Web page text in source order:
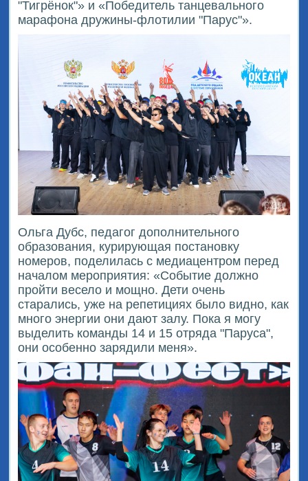
"Тигрёнок"» и «Победитель танцевального
марафона дружины-флотилии "Парус"».
Ольга Дубс, педагог дополнительного
образования, курирующая постановку
номеров, поделилась с медиацентром перед
началом мероприятия: «Событие должно
пройти весело и мощно. Дети очень
старались, уже на репетициях было видно, как
много энергии они дают залу. Пока я могу
выделить команды 14 и 15 отряда "Паруса",
они особенно зарядили меня».